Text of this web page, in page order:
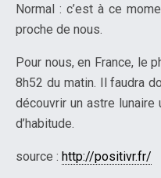
Normal : c’est à ce
proche de nous.
Pour nous, en France, le
8h52 du matin. Il faudra
découvrir un astre lunaire
d’habitude.
source : http://positivr.fr/